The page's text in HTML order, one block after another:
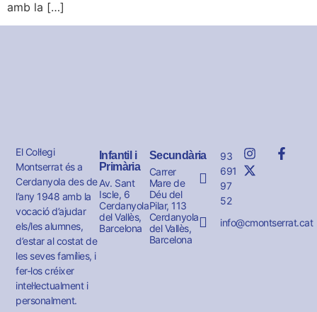
amb la […]
El Col·legi
Montserrat és a
Cerdanyola des de
l’any 1948 amb la
vocació d’ajudar
els/les alumnes,
d’estar al costat de
les seves famílies, i
fer-los créixer
intel·lectualment i
personalment.
Infantil i
Primària
Av. Sant
Iscle, 6
Cerdanyola
del Vallès,
Barcelona
Secundària
Carrer
Mare de
Déu del
Pilar, 113
Cerdanyola
del Vallès,
Barcelona
93
691
97
52
info@cmontserrat.cat